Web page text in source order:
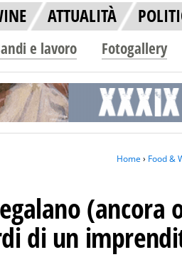
ATTUALITÀ
e lavoro Fotogallery
Home› Food &
(ancora
di un